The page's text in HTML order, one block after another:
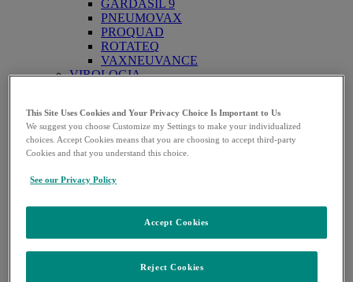
GARDASIL 9
PNEUMOVAX
PROQUAD
ROTATEQ
VAXNEUVANCE
VIROLOGIA
PRIVYMTRA
OUTROS PRODUTOS
OUTROS PRODUTOS
Áreas terapêuticas
ANESTESIA
ANTIBIÓTICOS
DOENÇAS RESPIRATÓRIAS
This Site Uses Cookies and Your Privacy Choice Is Important to Us
We suggest you choose Customize my Settings to make your individualized
choices. Accept Cookies means that you are choosing to accept third-party
Cookies and that you understand this choice.
See our Privacy Policy
Reject Cookies
Accept Cookies